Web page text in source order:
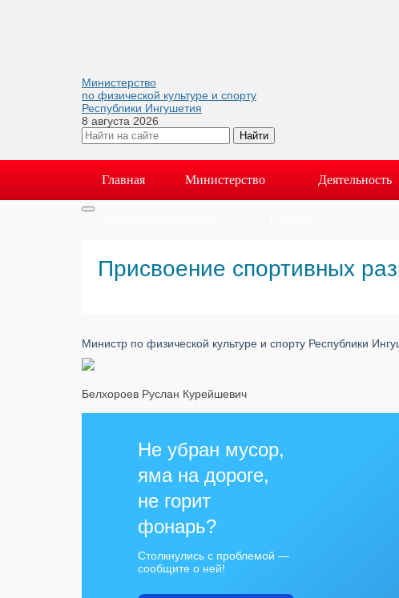
Министерство
по физической культуре и спорту
Республики Ингушетия
8 августа 2026
Главная Министерство Деятельность
Присвоение спортивных
Министр по физической культуре и спорту Республики
Белхороев Руслан Курейшевич
Не убран мусор,
яма на дороге,
не горит
фонарь?
Столкнулись с проблемой —
сообщите о ней!